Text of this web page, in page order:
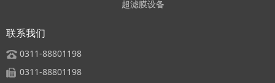
超滤膜设备
联系我们
0311-88801198
0311-88801198